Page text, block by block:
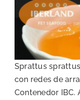
Aceite
Sprattus
con redes de
Contenedor IBC.